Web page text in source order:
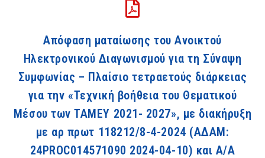
Απόφαση ματαίωσης του Ανοικτού
Ηλεκτρονικού Διαγωνισμού για τη Σύναψη
Συμφωνίας – Πλαίσιο τετραετούς διάρκειας
για την «Τεχνική βοήθεια του Θεματικού
Μέσου των ΤΑΜΕΥ 2021- 2027», με διακήρυξη
με αρ πρωτ 118212/8-4-2024 (ΑΔΑΜ:
24PROC014571090 2024-04-10) και A/A